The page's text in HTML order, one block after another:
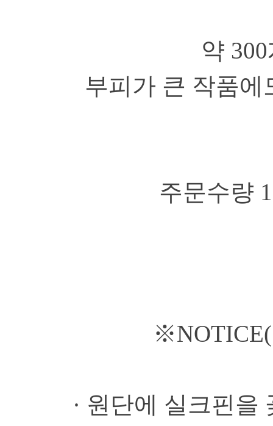
약
부피가 큰 작품
주문수량
· 원단에 실크핀